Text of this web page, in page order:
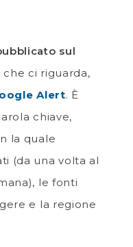
sul
ci riguarda,
Alert. È
chiave,
la quale
(da una volta al
le fonti
e la regione